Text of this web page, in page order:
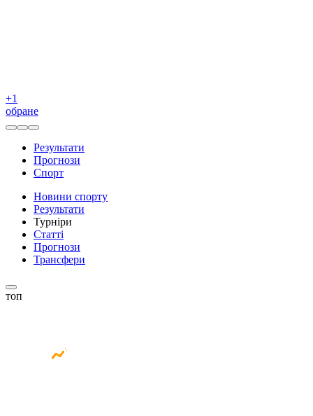
+1
обране
Результати
Прогнози
Спорт
Новини спорту
Результати
Турніри
Статті
Прогнози
Трансфери
топ